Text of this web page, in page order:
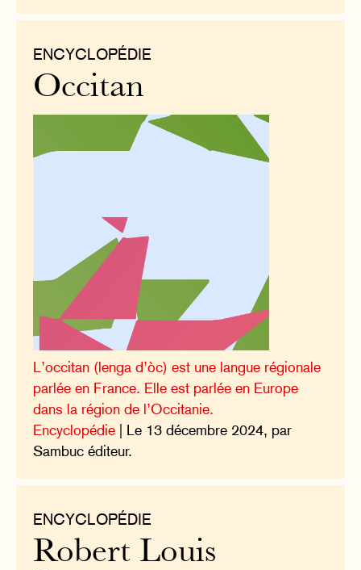
ENCYCLOPÉDIE
Occitan
L’occitan (lenga d’òc) est une langue régionale
parlée en France. Elle est parlée en Europe
dans la région de l’Occitanie.
Encyclopédie | Le 13 décembre 2024, par
Sambuc éditeur.
ENCYCLOPÉDIE
Robert Louis